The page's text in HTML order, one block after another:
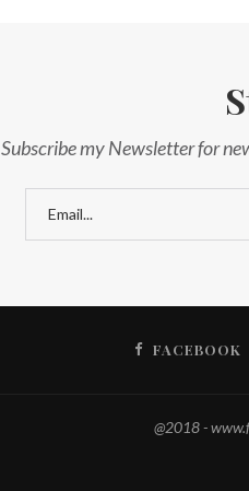
Subscribe my Newsletter for
FACEBOOK
@2018 -